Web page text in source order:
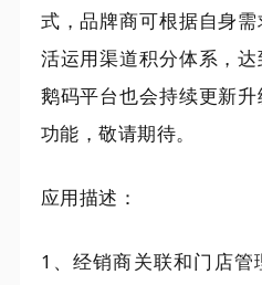
式，品牌商可根据自身
活运用渠道积分体系，
鹅码平台也会持续更新
功能，敬请期待。
应用描述：
1、经销商关联和门店